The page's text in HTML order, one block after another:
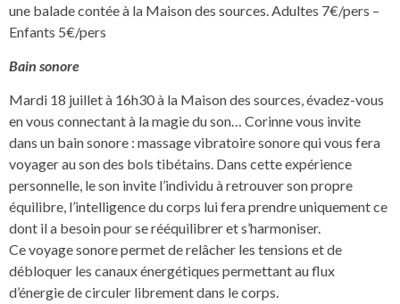
une balade contée à la Maison des sources. Adultes 7€/pers –
Enfants 5€/pers
Bain sonore
Mardi 18 juillet à 16h30 à la Maison des sources, évadez-vous
en vous connectant à la magie du son… Corinne vous invite
dans un bain sonore : massage vibratoire sonore qui vous fera
voyager au son des bols tibétains. Dans cette expérience
personnelle, le son invite l’individu à retrouver son propre
équilibre, l’intelligence du corps lui fera prendre uniquement ce
dont il a besoin pour se rééquilibrer et s’harmoniser.
Ce voyage sonore permet de relâcher les tensions et de
débloquer les canaux énergétiques permettant au flux
d’énergie de circuler librement dans le corps.